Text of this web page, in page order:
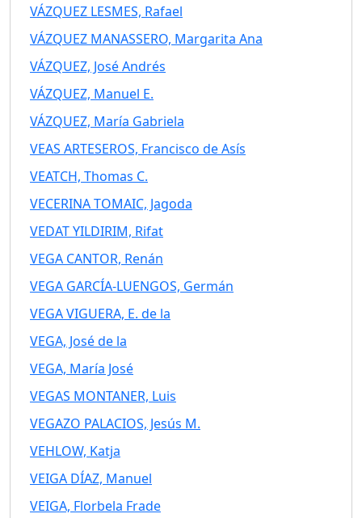
VÁZQUEZ LESMES, Rafael
VÁZQUEZ MANASSERO, Margarita Ana
VÁZQUEZ, José Andrés
VÁZQUEZ, Manuel E.
VÁZQUEZ, María Gabriela
VEAS ARTESEROS, Francisco de Asís
VEATCH, Thomas C.
VECERINA TOMAIC, Jagoda
VEDAT YILDIRIM, Rifat
VEGA CANTOR, Renán
VEGA GARCÍA-LUENGOS, Germán
VEGA VIGUERA, E. de la
VEGA, José de la
VEGA, María José
VEGAS MONTANER, Luis
VEGAZO PALACIOS, Jesús M.
VEHLOW, Katja
VEIGA DÍAZ, Manuel
VEIGA, Florbela Frade